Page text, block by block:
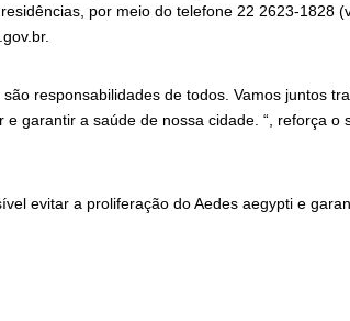
por meio do telefone 22 2623-1828
responsabilidades de todos. Vamos juntos
garantir a saúde de nossa cidade. “, reforça o
evitar a proliferação do Aedes aegypti e